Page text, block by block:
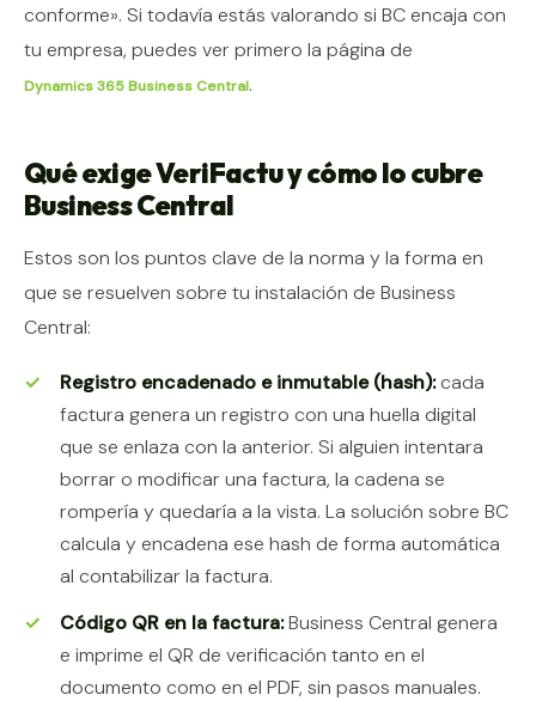
conforme». Si todavía estás valorando si BC encaja con
tu empresa, puedes ver primero la página de
Dynamics 365 Business Central.
Qué exige VeriFactu y cómo lo cubre
Business Central
Estos son los puntos clave de la norma y la forma en
que se resuelven sobre tu instalación de Business
Central:
Registro encadenado e inmutable (hash):cada
factura genera un registro con una huella digital
que se enlaza con la anterior. Si alguien intentara
borrar o modificar una factura, la cadena se
rompería y quedaría a la vista. La solución sobre BC
calcula y encadena ese hash de forma automática
al contabilizar la factura.
Código QR en la factura:Business Central genera
e imprime el QR de verificación tanto en el
documento como en el PDF, sin pasos manuales.